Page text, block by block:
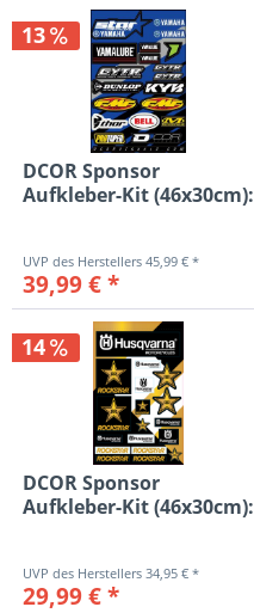
13
DCOR Sponsor
Aufkleber-Kit (46x30cm):
45,99 € *
39,99 € *
14
DCOR Sponsor
Aufkleber-Kit (46x30cm):
34,95 € *
29,99 € *